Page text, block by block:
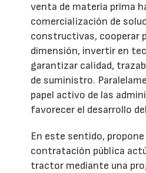
venta de materia prima
comercialización de
constructivas, cooperar
dimensión, invertir en
garantizar calidad,
de suministro.
papel activo de las
favorecer el desarrollo
En este sentido, propone
contratación pública
tractor mediante una